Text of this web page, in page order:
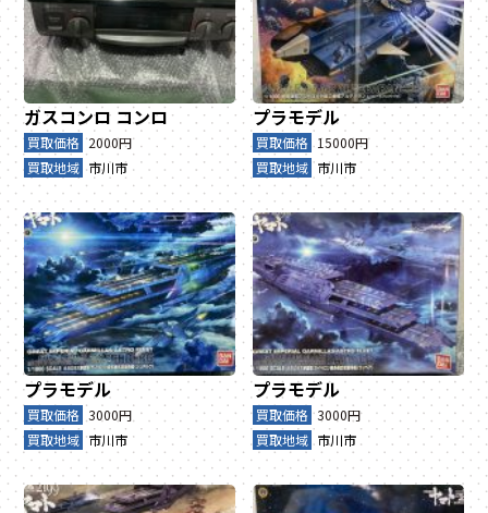
ガスコンロ コンロ
買取価格 2000円
買取地域 市川市
プラモデル
買取価格 15000円
買取地域 市川市
プラモデル
買取価格 3000円
買取地域 市川市
プラモデル
買取価格 3000円
買取地域 市川市